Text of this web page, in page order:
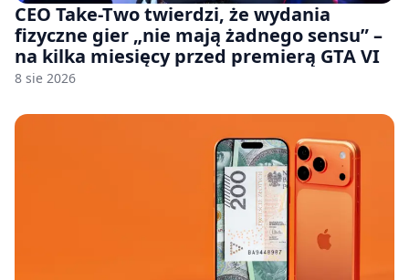
CEO Take-Two twierdzi, że wydania
fizyczne gier „nie mają żadnego sensu” –
na kilka miesięcy przed premierą GTA VI
8 sie 2026